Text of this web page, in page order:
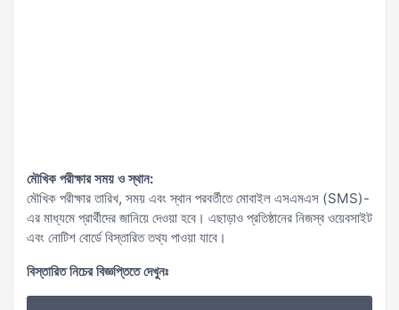
মৌখিক পরীক্ষার সময় ও স্থান:
মৌখিক পরীক্ষার তারিখ, সময় এবং স্থান পরবর্তীতে মোবাইল এসএমএস (SMS)-
এর মাধ্যমে প্রার্থীদের জানিয়ে দেওয়া হবে। এছাড়াও প্রতিষ্ঠানের নিজস্ব ওয়েবসাইট
এবং নোটিশ বোর্ডে বিস্তারিত তথ্য পাওয়া যাবে।
বিস্তারিত নিচের বিজ্ঞপ্তিতে দেখুনঃ